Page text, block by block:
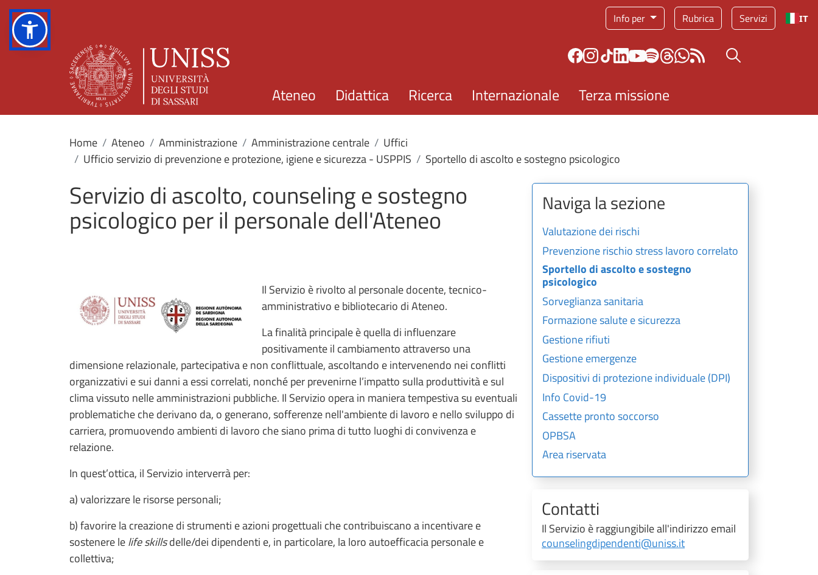
Info per Rubrica Servizi IT
Bottone cerca
Ateneo Didattica Ricerca Internazionale Terza missione
Home Ateneo Amministrazione Amministrazione centrale
Uffici
Ufficio servizio di prevenzione e protezione, igiene e sicurezza - USPPIS
Sportello di ascolto e sostegno psicologico
Servizio di ascolto, counseling e sostegno
psicologico per il personale dell'Ateneo
Il Servizio è rivolto al personale docente, tecnico-
amministrativo e bibliotecario di Ateneo.
La finalità principale è quella di influenzare
positivamente il cambiamento attraverso una
dimensione relazionale, partecipativa e non conflittuale, ascoltando e intervenendo nei conflitti
organizzativi e sui danni a essi correlati, nonché per prevenirne l’impatto sulla produttività e sul
clima vissuto nelle amministrazioni pubbliche. Il Servizio opera in maniera tempestiva su eventuali
problematiche che derivano da, o generano, sofferenze nell'ambiente di lavoro e nello sviluppo di
carriera, promuovendo ambienti di lavoro che siano prima di tutto luoghi di convivenza e
relazione.
In quest’ottica, il Servizio interverrà per:
a) valorizzare le risorse personali;
b) favorire la creazione di strumenti e azioni progettuali che contribuiscano a incentivare e
sostenere lelife skillsdelle/dei dipendenti e, in particolare, la loro autoefficacia personale e
collettiva;
Naviga la sezione
Valutazione dei rischi
Prevenzione rischio stress lavoro correlato
Sportello di ascolto e sostegno
psicologico
Sorveglianza sanitaria
Formazione salute e sicurezza
Gestione rifiuti
Gestione emergenze
Dispositivi di protezione individuale (DPI)
Info Covid-19
Cassette pronto soccorso
OPBSA
Area riservata
Contatti
Il Servizio è raggiungibile all'indirizzo email
counselingdipendenti@uniss.it